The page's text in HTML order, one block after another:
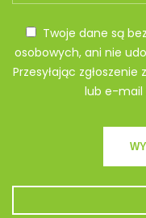
Twoje dane są
osobowych, ani nie
Przesyłając
lub e-mail